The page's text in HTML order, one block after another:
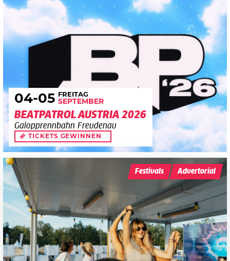
04-05 FREITAG
SEPTEMBER
BEATPATROL AUSTRIA 2026
Galopprennbahn Freudenau
TICKETS GEWINNEN
Festivals Advertorial